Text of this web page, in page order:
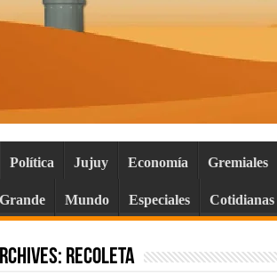
Política Jujuy Economía Gremiales
Mundo Especiales Cotidianas
recoleta